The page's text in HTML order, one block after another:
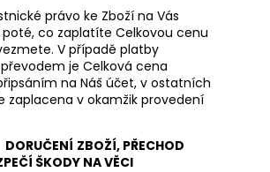
právo ke Zboží na Vás
co zaplatíte Celkovou cenu
V případě platby
je Celková cena
na Náš účet, v ostatních
zaplacena v okamžik provedení
DORUČENÍ ZBOŽÍ, PŘECHOD
ŠKODY NA VĚCI